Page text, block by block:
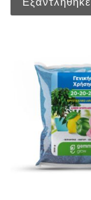
Εξαντλήθηκε